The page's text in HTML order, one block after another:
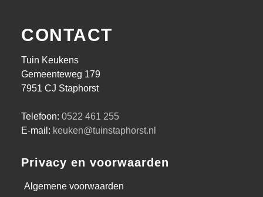
CONTACT
Tuin Keukens
Gemeenteweg 179
7951 CJ Staphorst
Telefoon: 0522 461 255
E-mail: keuken@tuinstaphorst.nl
Privacy en voorwaarden
Algemene voorwaarden